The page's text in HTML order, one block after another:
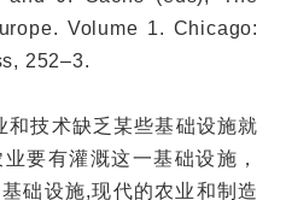
Volume 1. Chicago:
252–3.
和技术缺乏某些基础设施就
要有灌溉这一基础设施，
础设施,现代的农业和制造